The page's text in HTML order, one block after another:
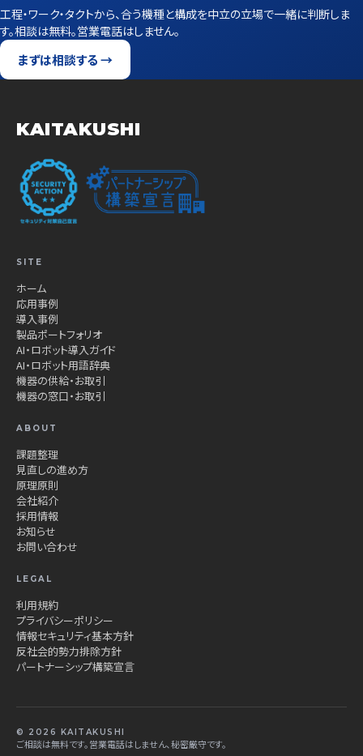
工程・ワーク・タクトから、合う機種と構成を中立の立場で一緒に判断しま
す。相談は無料。営業電話はしません。
まずは相談する →
KAITAKUSHI
SITE
ホーム
応用事例
導入事例
製品ポートフォリオ
AI・ロボット導入ガイド
AI・ロボット用語辞典
機器の供給・お取引
機器の窓口・お取引
ABOUT
課題整理
見直しの進め方
原理原則
会社紹介
採用情報
お知らせ
お問い合わせ
LEGAL
利用規約
プライバシーポリシー
情報セキュリティ基本方針
反社会的勢力排除方針
パートナーシップ構築宣言
© 2026 KAITAKUSHI
ご相談は無料です。営業電話はしません、秘密厳守です。